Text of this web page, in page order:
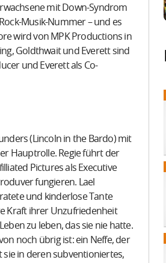
mit Down-Syndrom
Musik-Nummer – und es
wird von MPK Productions in
Goldthwait und Everett sind
und Everett als Co-
(Lincoln in the Bardo) mit
Hauptrolle. Regie führt der
Pictures als Executive
fungieren. Lael
und kinderlose Tante
Kraft ihrer Unzufriedenheit
zu leben, das sie nie hatte.
noch übrig ist: ein Neffe, der
in deren subventioniertes,